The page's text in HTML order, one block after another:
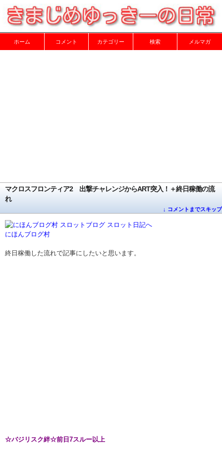
ホーム コメント カテゴリー 検索 メルマガ
マクロスフロンティア2 出撃チャレンジからART突入！＋終日稼働の流
れ
↓ コメントまでスキップ
にほんブログ村
終日稼働した流れで記事にしたいと思います。
☆バジリスク絆☆前日7スルー以上